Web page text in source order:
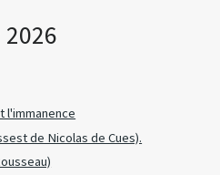
2026
l'immanence
de Nicolas de Cues).